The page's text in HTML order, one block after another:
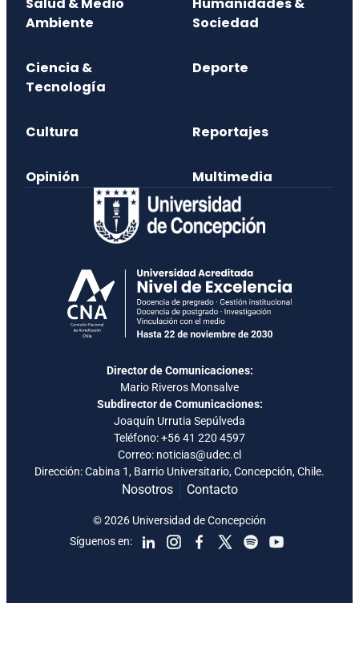
Ambiente
Sociedad
Ciencia &
Tecnología
Deporte
Cultura Reportajes
Opinión Multimedia
Director de Comunicaciones:
Mario Riveros Monsalve
Subdirector de Comunicaciones:
Joaquín Urrutia Sepúlveda
Teléfono:+56 41 220 4597
Correo: noticias@udec.cl
Dirección: Cabina 1, Barrio Universitario, Concepción, Chile.
Nosotros Contacto
Síguenos en:
© 2026 Universidad de Concepción